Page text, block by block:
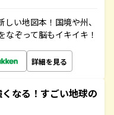
い地図本！国境や州、
ぞって脳もイキイキ！
詳細を見る
なる！すごい地球の